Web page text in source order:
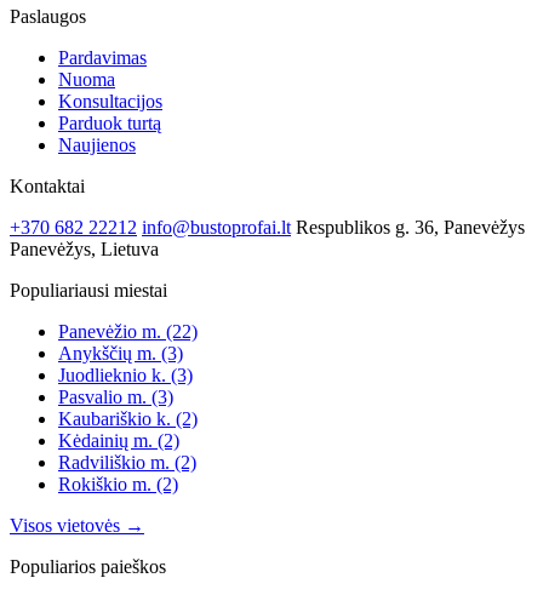
Paslaugos
Pardavimas
Nuoma
Konsultacijos
Parduok turtą
Naujienos
Kontaktai
+370 682 22212 info@bustoprofai.lt Respublikos g. 36, Panevėžys
Panevėžys, Lietuva
Populiariausi miestai
Panevėžio m. (22)
Anykščių m. (3)
Juodlieknio k. (3)
Pasvalio m. (3)
Kaubariškio k. (2)
Kėdainių m. (2)
Radviliškio m. (2)
Rokiškio m. (2)
Visos vietovės →
Populiarios paieškos